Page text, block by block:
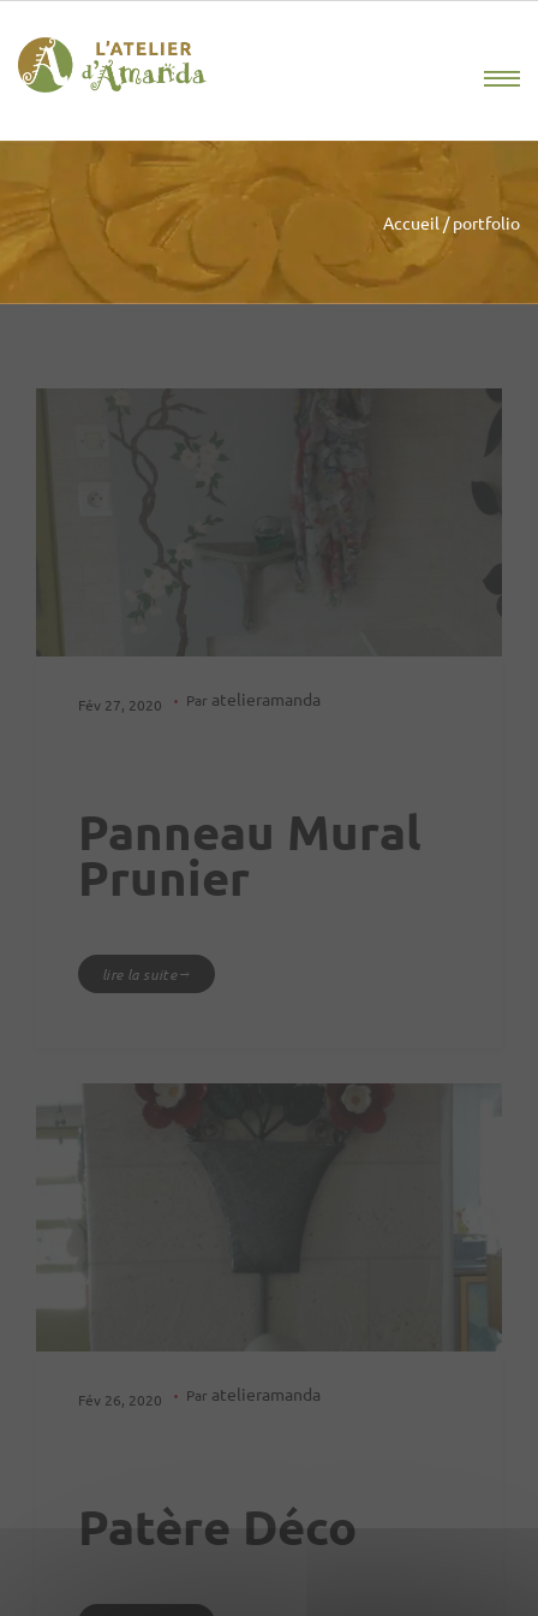
Accueil / portfolio
Fév 27, 2020 Par atelieramanda
Panneau Mural
Prunier
lire la suite
Fév 26, 2020 Par atelieramanda
Patère Déco